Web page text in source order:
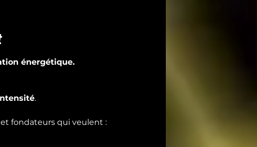
énergétique.
.
fondateurs qui veulent :